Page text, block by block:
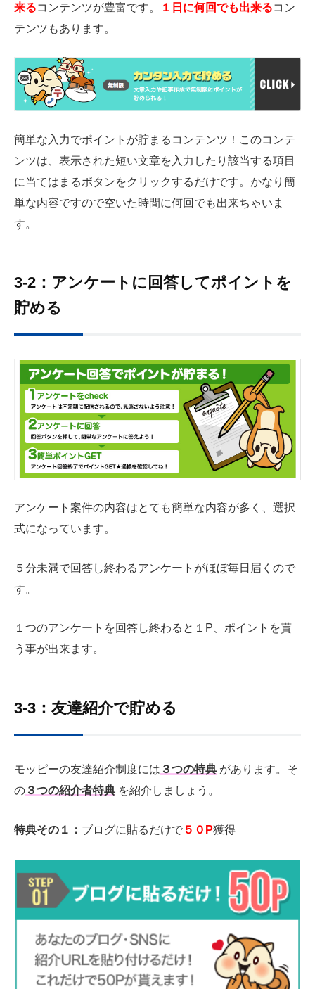
来るコンテンツが豊富です。 １日に何回でも出来るコン
テンツもあります。
簡単な入力でポイントが貯まるコンテンツ！このコンテ
ンツは、表示された短い文章を入力したり該当する項目
に当てはまるボタンをクリックするだけです。かなり簡
単な内容ですので空いた時間に何回でも出来ちゃいま
す。
3-2：アンケートに回答してポイントを
貯める
アンケート案件の内容はとても簡単な内容が多く、選択
式になっています。
５分未満で回答し終わるアンケートがほぼ毎日届くので
す。
１つのアンケートを回答し終わると１ P、ポイントを貰
う事が出来ます。
3-3：友達紹介で貯める
モッピーの友達紹介制度には ３つの特典 があります。そ
の ３つの紹介者特典 を紹介しましょう。
特典その１： ブログに貼るだけで ５０P獲得